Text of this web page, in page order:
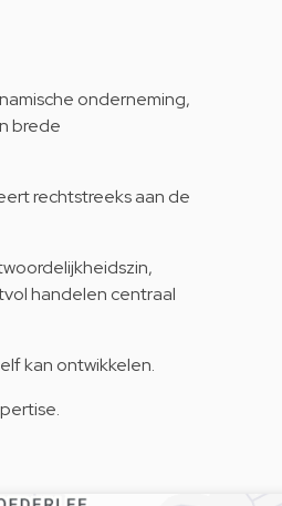
onderneming,
brede
rechtstreeks aan de
handelen centraal
kan ontwikkelen.